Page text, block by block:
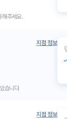
해주세요.
지점 정보
습니다
지점 정보